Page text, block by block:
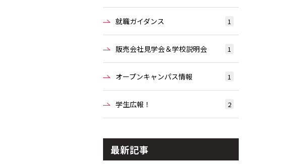
就職ガイダンス 1
販売会社見学会＆学校説明会 1
オープンキャンパス情報 1
学生広報！ 2
最新記事